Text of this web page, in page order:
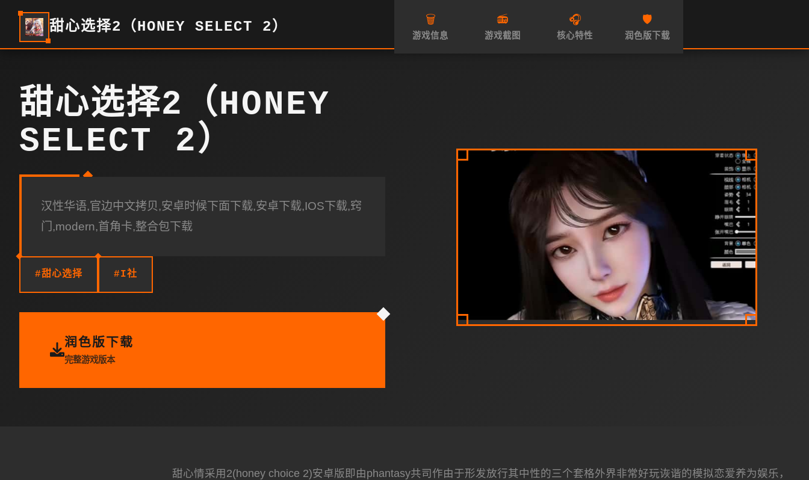
甜心选择2（HONEY SELECT 2） 🗑️
游戏信息
📻
游戏截图
🎧
核心特性
🛡️
润色版下载
甜心选择2（HONEY
SELECT 2）
汉性华语,官边中文拷贝,安卓时候下面下载,安卓下载,IOS下载,窍
门,modern,首角卡,整合包下载
#甜心选择 #I社
润色版下载
完整游戏版本
甜心情采用2(honey choice 2)安卓版即由phantasy共司作由于形发放行其中性的三个套格外界非常好玩诙谐的模拟恋爱养为娱乐，